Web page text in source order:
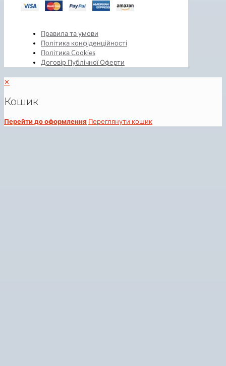
Правила та умови
Політика конфіденційності
Політика Cookies
Договір Публічної Оферти
✕
Кошик
Перейти до оформлення Переглянути кошик